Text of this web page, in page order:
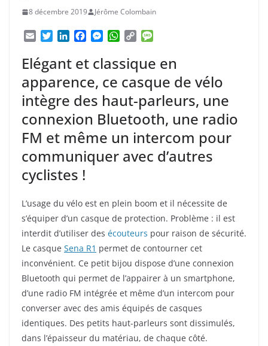
8 décembre 2019 Jérôme Colombain
a
i
l
i
t
t
e
r
n
k
e
d
n
c
e
b
o
o
k
M
s
s
e
n
g
e
W
a
t
s
A
p
p
p
y
L
n
k
s
s
a
g
e
Elégant et classique en
apparence, ce casque de vélo
intègre des haut-parleurs, une
connexion Bluetooth, une radio
FM et même un intercom pour
communiquer avec d’autres
cyclistes !
L’usage du vélo est en plein boom et il nécessite de
s’équiper d’un casque de protection. Problème : il est
interdit d’utiliser des écouteurs pour raison de sécurité.
Le casque Sena R1 permet de contourner cet
inconvénient. Ce petit bijou dispose d’une connexion
Bluetooth qui permet de l’appairer à un smartphone,
d’une radio FM intégrée et même d’un intercom pour
converser avec des amis équipés de casques
identiques. Des petits haut-parleurs sont dissimulés,
dans l’épaisseur du matériau, de chaque côté.